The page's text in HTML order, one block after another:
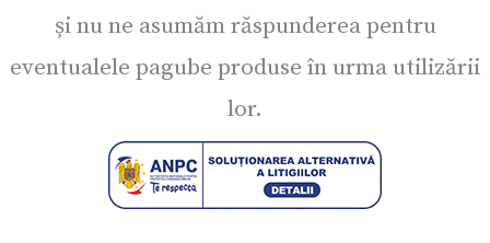
și nu ne asumăm răspunderea pentru
eventualele pagube produse în urma utilizării
lor.